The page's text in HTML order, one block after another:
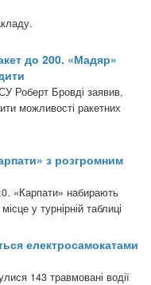
до 200. «Мадяр»
Роберт Бровді заявив,
можливості ракетних
з розгромним
«Карпати» набирають
у турнірній таблиці
електросамокатами
143 травмовані водії